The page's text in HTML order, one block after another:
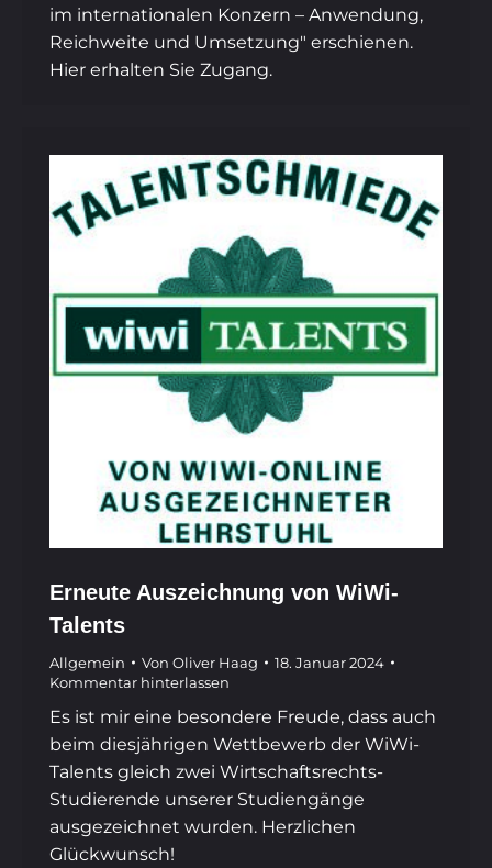
im internationalen Konzern – Anwendung,
Reichweite und Umsetzung″ erschienen.
Hier erhalten Sie Zugang.
Erneute Auszeichnung von WiWi-
Talents
Allgemein Von Oliver Haag
18. Januar 2024
Kommentar hinterlassen
Es ist mir eine besondere Freude, dass auch
beim diesjährigen Wettbewerb der WiWi-
Talents gleich zwei Wirtschaftsrechts-
Studierende unserer Studiengänge
ausgezeichnet wurden. Herzlichen
Glückwunsch!